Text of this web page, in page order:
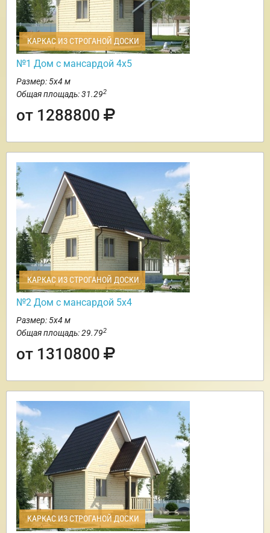
КАРКАС ИЗ СТРОГАНОЙ ДОСКИ
№1 Дом с мансардой 4х5
Размер: 5х4 м
Общая площадь: 31.292
от 1288800
КАРКАС ИЗ СТРОГАНОЙ ДОСКИ
№2 Дом с мансардой 5х4
Размер: 5х4 м
Общая площадь: 29.792
от 1310800
КАРКАС ИЗ СТРОГАНОЙ ДОСКИ